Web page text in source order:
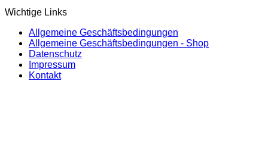
Wichtige Links
Allgemeine Geschäftsbedingungen
Allgemeine Geschäftsbedingungen - Shop
Datenschutz
Impressum
Kontakt